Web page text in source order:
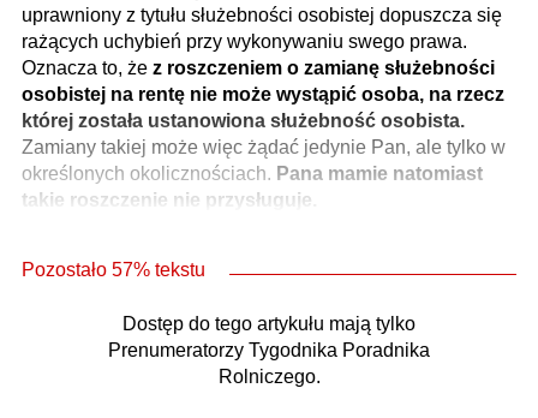
uprawniony z tytułu służebności osobistej dopuszcza się
rażących uchybień przy wykonywaniu swego prawa.
Oznacza to, że z roszczeniem o zamianę służebności
osobistej na rentę nie może wystąpić osoba, na rzecz
której została ustanowiona służebność osobista.
Zamiany takiej może więc żądać jedynie Pan, ale tylko w
określonych okolicznościach. Pana mamie natomiast
takie roszczenie nie przysługuje.
Pozostało 57% tekstu
Dostęp do tego artykułu mają tylko
Prenumeratorzy Tygodnika Poradnika
Rolniczego.